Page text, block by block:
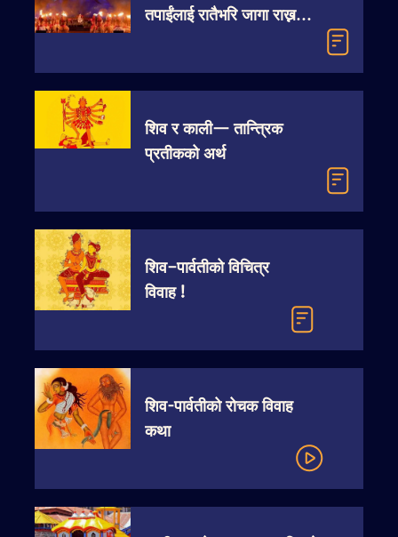
तपाईंलाई रातैभरि जागा राख्नको
शिव र काली— तान्त्रिक
प्रतीकको अर्थ
शिव–पार्वतीको विचित्र
विवाह !
शिव-पार्वतीको रोचक विवाह
कथा